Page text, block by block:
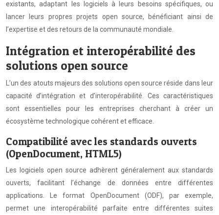
existants, adaptant les logiciels à leurs besoins spécifiques, ou
lancer leurs propres projets open source, bénéficiant ainsi de
l’expertise et des retours de la communauté mondiale.
Intégration et interopérabilité des
solutions open source
L’un des atouts majeurs des solutions open source réside dans leur
capacité d’intégration et d’interopérabilité. Ces caractéristiques
sont essentielles pour les entreprises cherchant à créer un
écosystème technologique cohérent et efficace.
Compatibilité avec les standards ouverts
(OpenDocument, HTML5)
Les logiciels open source adhèrent généralement aux standards
ouverts, facilitant l’échange de données entre différentes
applications. Le format OpenDocument (ODF), par exemple,
permet une interopérabilité parfaite entre différentes suites